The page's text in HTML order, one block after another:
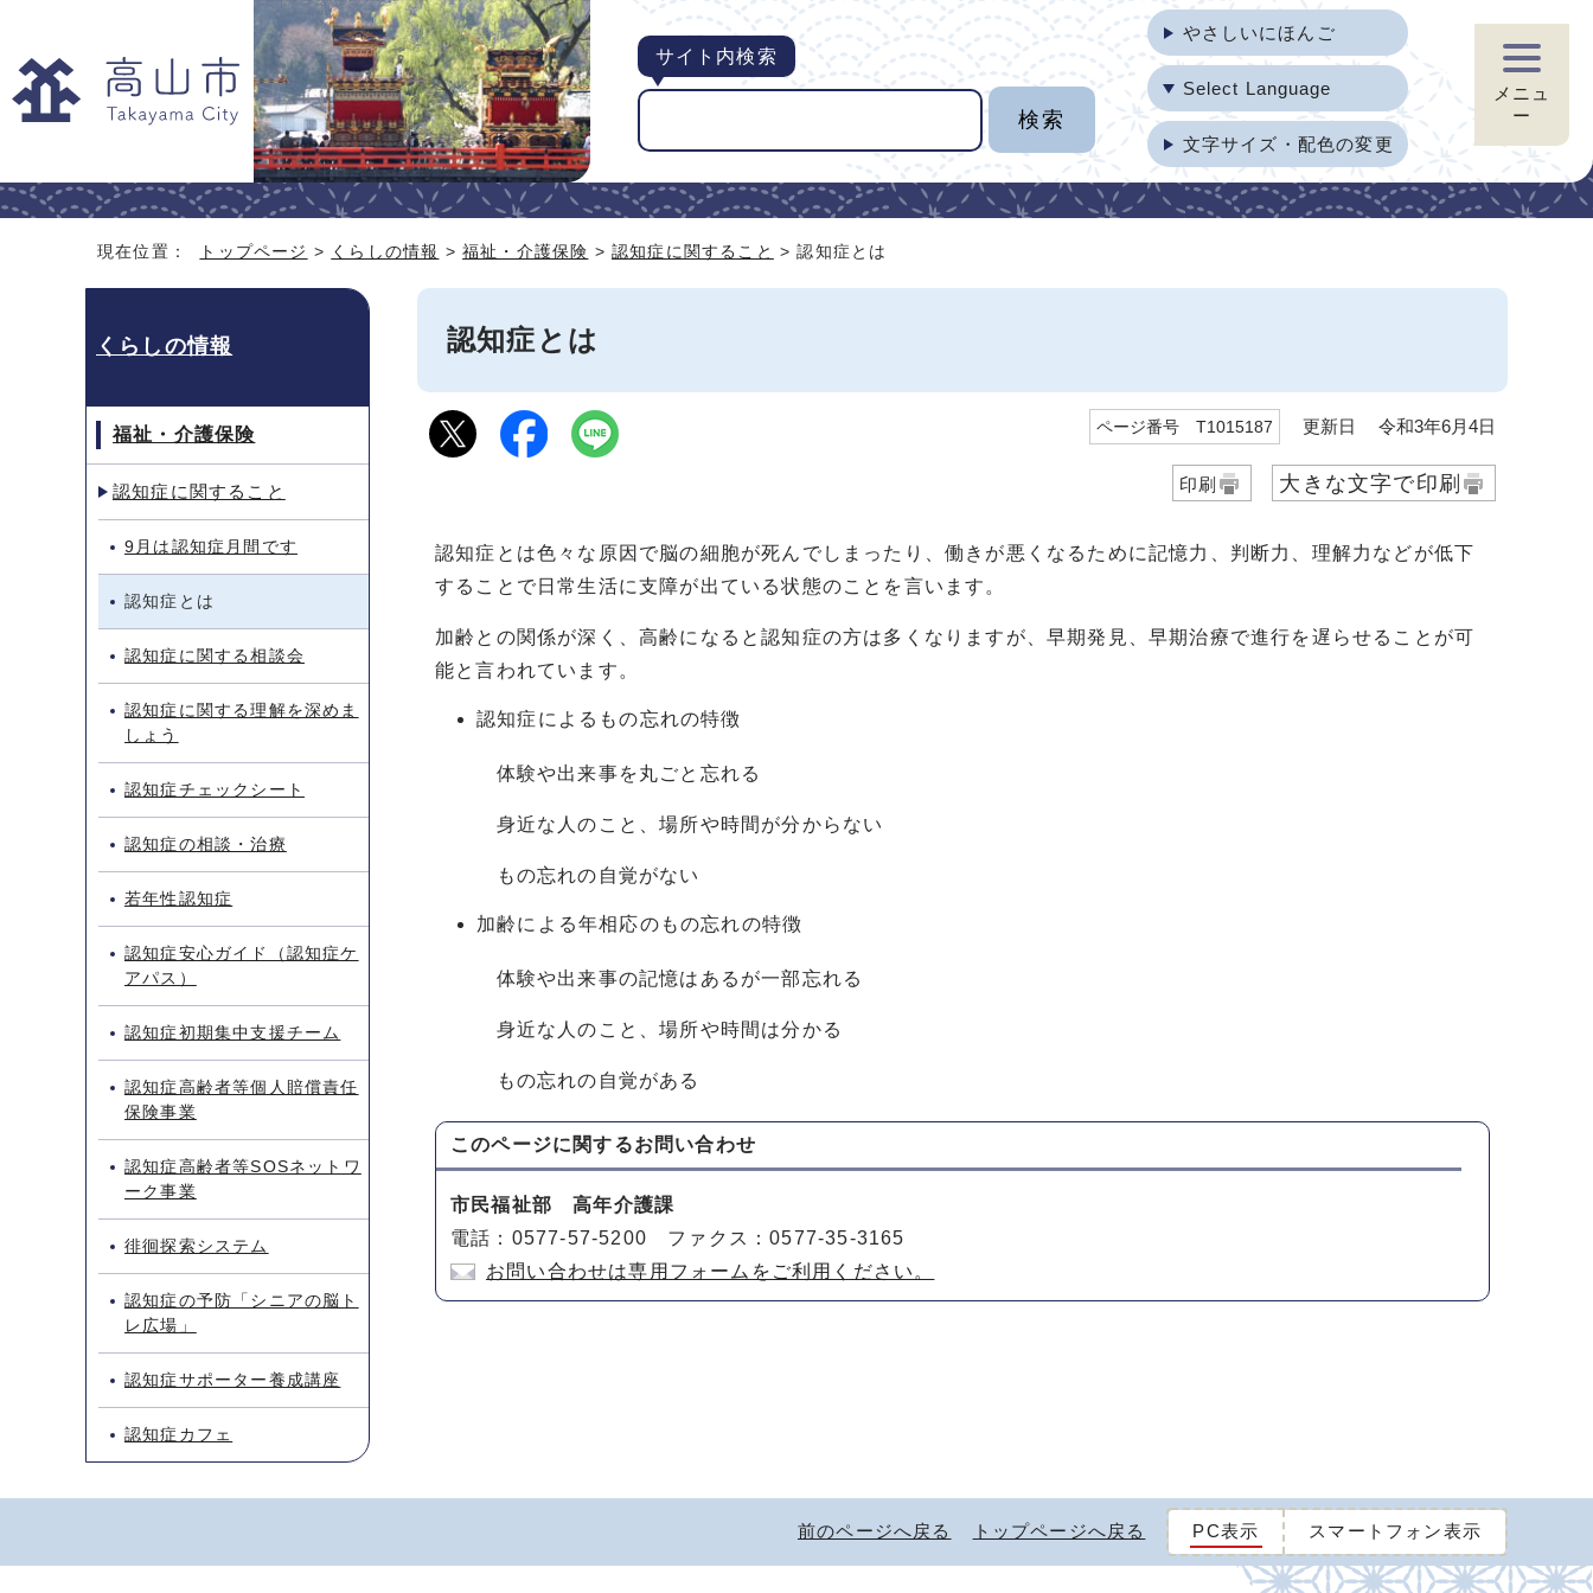
サイト内検索
やさしいにほんご
Select Language
文字サイズ・配色の変更
メニュ
ー
現在位置： トップページ > くらしの情報 >福祉・介護保険 >認知症に関すること > 認知症とは
認知症とは
ページ番号 T1015187 更新日 令和3年6月4日
印刷 大きな文字で印刷
認知症とは色々な原因で脳の細胞が死んでしまったり、働きが悪くなるために記憶力、判断力、理解力などが低下
することで日常生活に支障が出ている状態のことを言います。
加齢との関係が深く、高齢になると認知症の方は多くなりますが、早期発見、早期治療で進行を遅らせることが可
能と言われています。
認知症によるもの忘れの特徴
体験や出来事を丸ごと忘れる
身近な人のこと、場所や時間が分からない
もの忘れの自覚がない
加齢による年相応のもの忘れの特徴
体験や出来事の記憶はあるが一部忘れる
身近な人のこと、場所や時間は分かる
もの忘れの自覚がある
このページに関するお問い合わせ
市民福祉部 高年介護課
電話：0577-57-5200 ファクス：0577-35-3165
お問い合わせは専用フォームをご利用ください。
くらしの情報
福祉・介護保険
認知症に関すること
9月は認知症月間です
認知症とは
認知症に関する相談会
認知症に関する理解を深めま
しょう
認知症チェックシート
認知症の相談・治療
若年性認知症
認知症安心ガイド（認知症ケ
アパス）
認知症初期集中支援チーム
認知症高齢者等個人賠償責任
保険事業
認知症高齢者等SOSネットワ
ーク事業
徘徊探索システム
認知症の予防「シニアの脳ト
レ広場」
認知症サポーター養成講座
認知症カフェ
前のページへ戻る トップページへ戻る PC表示 スマートフォン表示